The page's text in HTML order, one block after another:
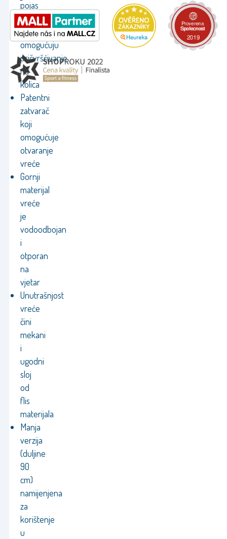
pojas
Ručke
koje
omogućuju
pričvršćivanje
na
kolica
Patentni
zatvarač
koji
omogućuje
otvaranje
vreće
Gornji
materijal
vreće
je
vodoodbojan
i
otporan
na
vjetar
Unutrašnjost
vreće
čini
mekani
i
ugodni
sloj
od
flis
materijala
Manja
verzija
(duljine
90
cm)
namijenjena
za
korištenje
u